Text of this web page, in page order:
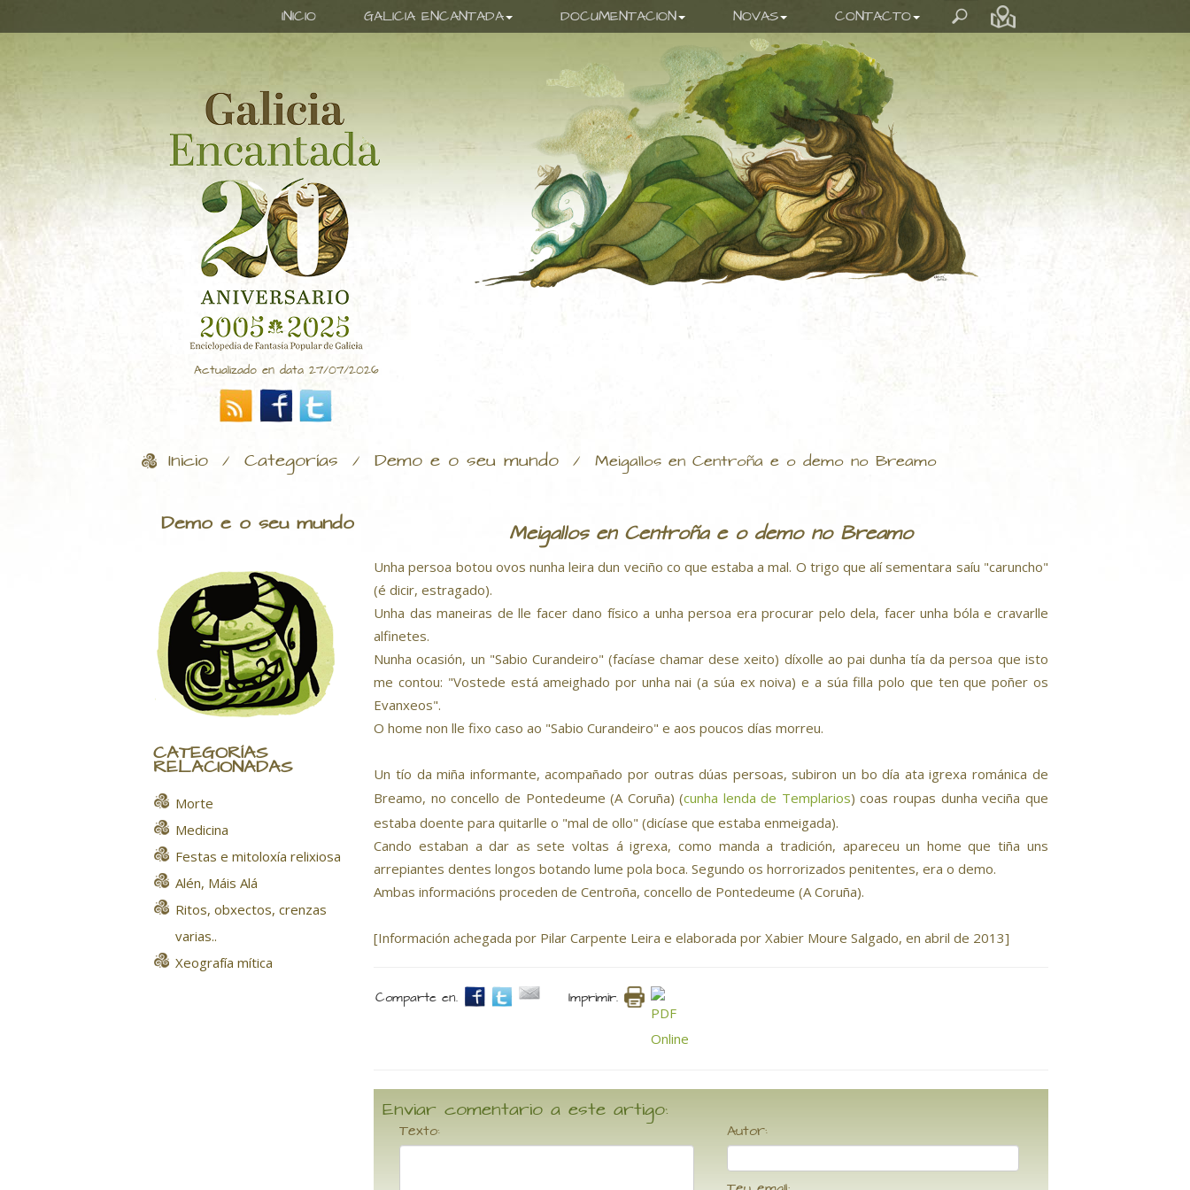
INICIO GALICIA ENCANTADA DOCUMENTACION NOVAS CONTACTO
Actualizado en data 27/07/2026
Inicio / Categorías / Demo e o seu mundo / Meigallos en Centroña e o demo no Breamo
Demo e o seu mundo
CATEGORÍAS
RELACIONADAS
Morte
Medicina
Festas e mitoloxía relixiosa
Alén, Máis Alá
Ritos, obxectos, crenzas
varias..
Xeografía mítica
Meigallos en Centroña e o demo no Breamo
Unha persoa botou ovos nunha leira dun veciño co que estaba a mal. O trigo que alí sementara saíu "caruncho"
(é dicir, estragado).
Unha das maneiras de lle facer dano físico a unha persoa era procurar pelo dela, facer unha bóla e cravarlle
alfinetes.
Nunha ocasión, un "Sabio Curandeiro" (facíase chamar dese xeito) díxolle ao pai dunha tía da persoa que isto
me contou: "Vostede está ameighado por unha nai (a súa ex noiva) e a súa filla polo que ten que poñer os
Evanxeos".
O home non lle fixo caso ao "Sabio Curandeiro" e aos poucos días morreu.
Un tío da miña informante, acompañado por outras dúas persoas, subiron un bo día ata igrexa románica de
Breamo, no concello de Pontedeume (A Coruña) (cunha lenda de Templarios) coas roupas dunha veciña que
estaba doente para quitarlle o "mal de ollo" (dicíase que estaba enmeigada).
Cando estaban a dar as sete voltas á igrexa, como manda a tradición, apareceu un home que tiña uns
arrepiantes dentes longos botando lume pola boca. Segundo os horrorizados penitentes, era o demo.
Ambas informacións proceden de Centroña, concello de Pontedeume (A Coruña).
[Información achegada por Pilar Carpente Leira e elaborada por Xabier Moure Salgado, en abril de 2013]
Comparte en. Imprimir.
Enviar comentario a este artigo:
Texto: Autor: